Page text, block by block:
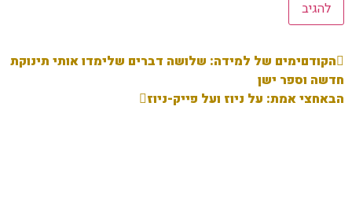
הקודםימים של למידה: שלושה דברים שלימדו אותי תינוקת
חדשה וספר ישן
הבאחצי אמת: על ניוז ועל פייק-ניוז